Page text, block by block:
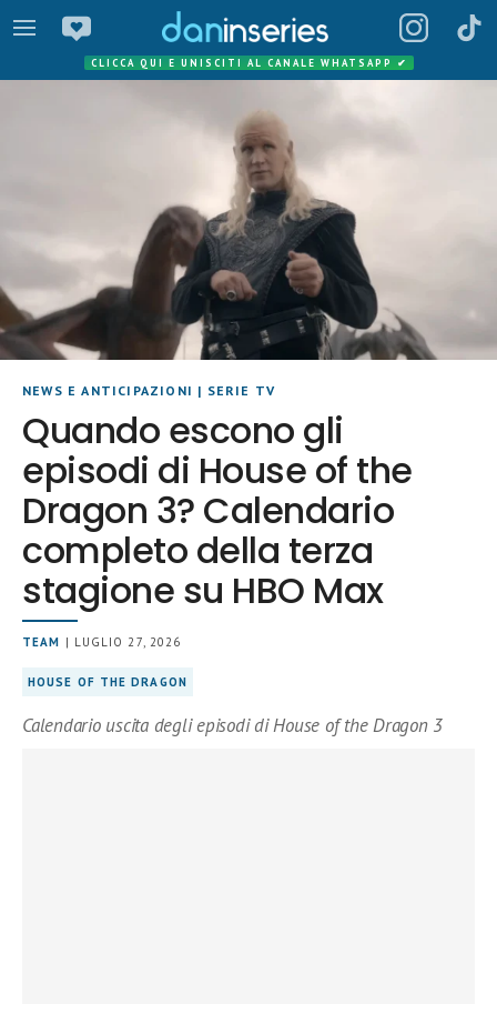
CLICCA QUI E UNISCITI AL CANALE WHATSAPP ✔
NEWS E ANTICIPAZIONI | SERIE TV
Quando escono gli
episodi di House of the
Dragon 3? Calendario
completo della terza
stagione su HBO Max
TEAM | LUGLIO 27, 2026
HOUSE OF THE DRAGON
Calendario uscita degli episodi di House of the Dragon 3